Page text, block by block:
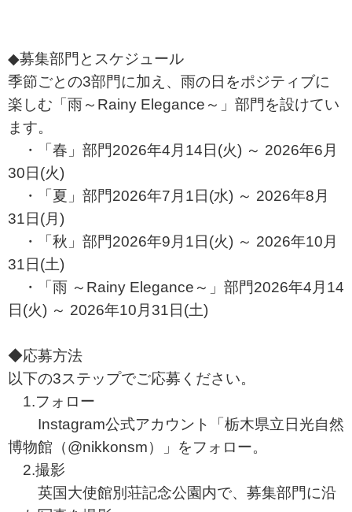
◆募集部門とスケジュール
季節ごとの3部門に加え、雨の日をポジティブに
楽しむ「雨～Rainy Elegance～」部門を設けてい
ます。
・「春」部門2026年4月14日(火) ～ 2026年6月
30日(火)
・「夏」部門2026年7月1日(水) ～ 2026年8月
31日(月)
・「秋」部門2026年9月1日(火) ～ 2026年10月
31日(土)
・「雨 ～Rainy Elegance～」部門2026年4月14
日(火) ～ 2026年10月31日(土)
◆応募方法
以下の3ステップでご応募ください。
1.フォロー
Instagram公式アカウント「栃木県立日光自然
博物館（@nikkonsm）」をフォロー。
2.撮影
英国大使館別荘記念公園内で、募集部門に沿